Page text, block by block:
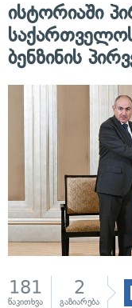
ისტორიაში
ბენზინის
181
წაკითხვა
2
გაზიარება